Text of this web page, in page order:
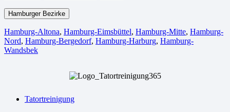
Hamburger Bezirke
Hamburg-Altona, Hamburg-Eimsbüttel, Hamburg-Mitte, Hamburg-
Nord, Hamburg-Bergedorf, Hamburg-Harburg, Hamburg-
Wandsbek
Tatortreinigung